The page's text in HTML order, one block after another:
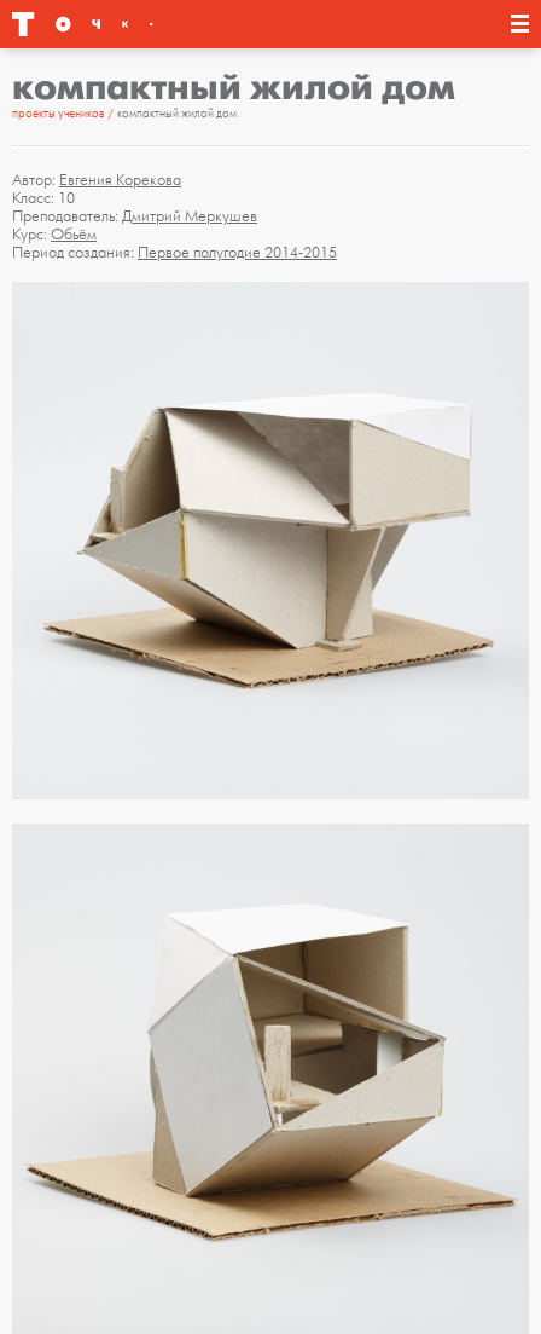
компактный жилой дом
проекты учеников компактный жилой дом
Автор: Евгения Корекова
Класс: 10
Преподаватель: Дмитрий Меркушев
Курс: Обьём
Период создания: Первое полугодие 2014-2015